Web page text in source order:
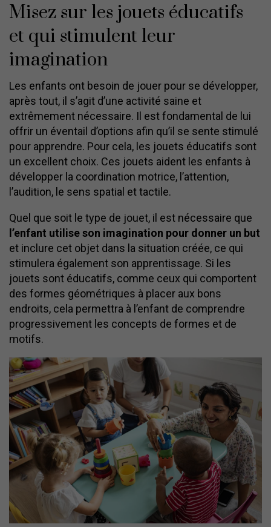
Misez sur les jouets éducatifs
et qui stimulent leur
imagination
Les enfants ont besoin de jouer pour se développer,
après tout, il s’agit d’une activité saine et
extrêmement nécessaire. Il est fondamental de lui
offrir un éventail d’options afin qu’il se sente stimulé
pour apprendre. Pour cela, les jouets éducatifs sont
un excellent choix. Ces jouets aident les enfants à
développer la coordination motrice, l’attention,
l’audition, le sens spatial et tactile.
Quel que soit le type de jouet, il est nécessaire que
l’enfant utilise son imagination pour donner un but
et inclure cet objet dans la situation créée, ce qui
stimulera également son apprentissage. Si les
jouets sont éducatifs, comme ceux qui comportent
des formes géométriques à placer aux bons
endroits, cela permettra à l’enfant de comprendre
progressivement les concepts de formes et de
motifs.